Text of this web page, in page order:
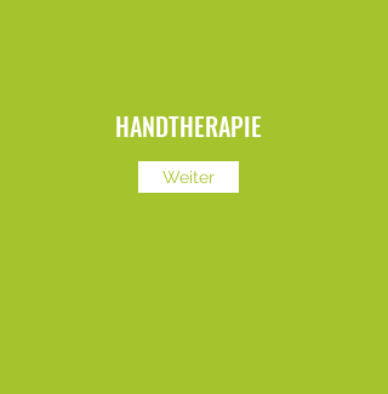
HANDTHERAPIE
Weiter